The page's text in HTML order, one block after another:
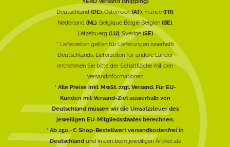
Deutschland(DE), Österreich(AT), France (FR),
Nederland (NL), Belgique België Belgien (BE),
Lëtzebuerg (LU), Sverige(SE)
* Lieferzeiten gelten für Lieferungen innerhalb
Deutschlands, Lieferzeiten für andere Länder
entnehmen Sie bitte der Schaltfläche mit den
Versandinformationen
* Alle Preise inkl. MwSt. zzgl. Versand. Für EU-
Kunden mit Versand-Ziel ausserhalb von
Deutschland müssen wir die Umsatzsteuer des
jeweiligen EU-Mitgliedsstaates berechnen.
* Ab 250,-€ Shop-Bestellwert versandkostenfrei in
Deutschlandund in den beim jeweiligen Artikel als